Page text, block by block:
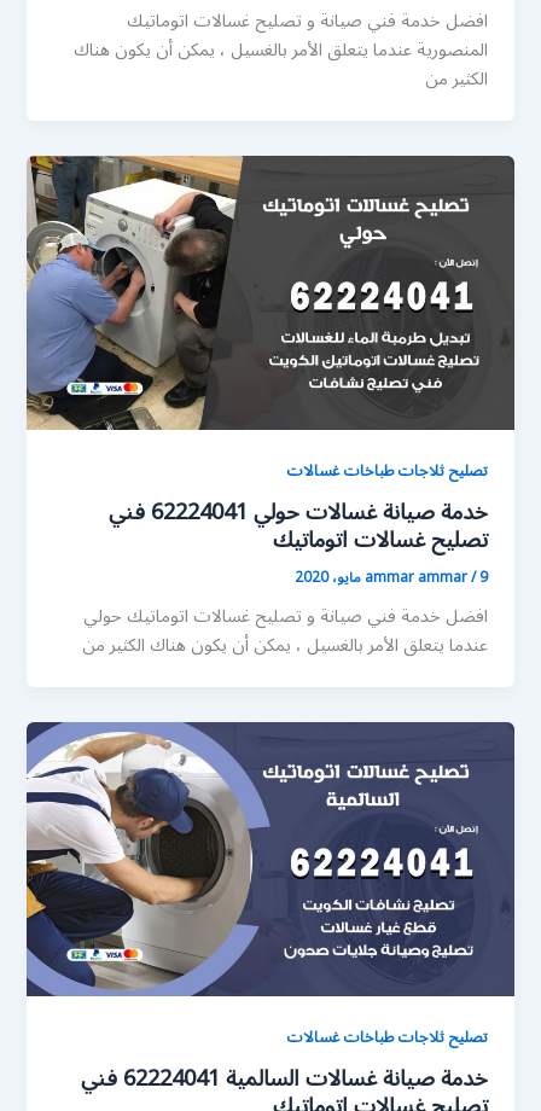
افضل خدمة فني صيانة و تصليح غسالات اتوماتيك
المنصورية عندما يتعلق الأمر بالغسيل ، يمكن أن يكون هناك
الكثير من
تصليح ثلاجات طباخات غسالات
خدمة صيانة غسالات حولي 62224041 فني
تصليح غسالات اتوماتيك
ammar ammar/9 مايو، 2020
افضل خدمة فني صيانة و تصليح غسالات اتوماتيك حولي
عندما يتعلق الأمر بالغسيل ، يمكن أن يكون هناك الكثير من
تصليح ثلاجات طباخات غسالات
خدمة صيانة غسالات السالمية 62224041 فني